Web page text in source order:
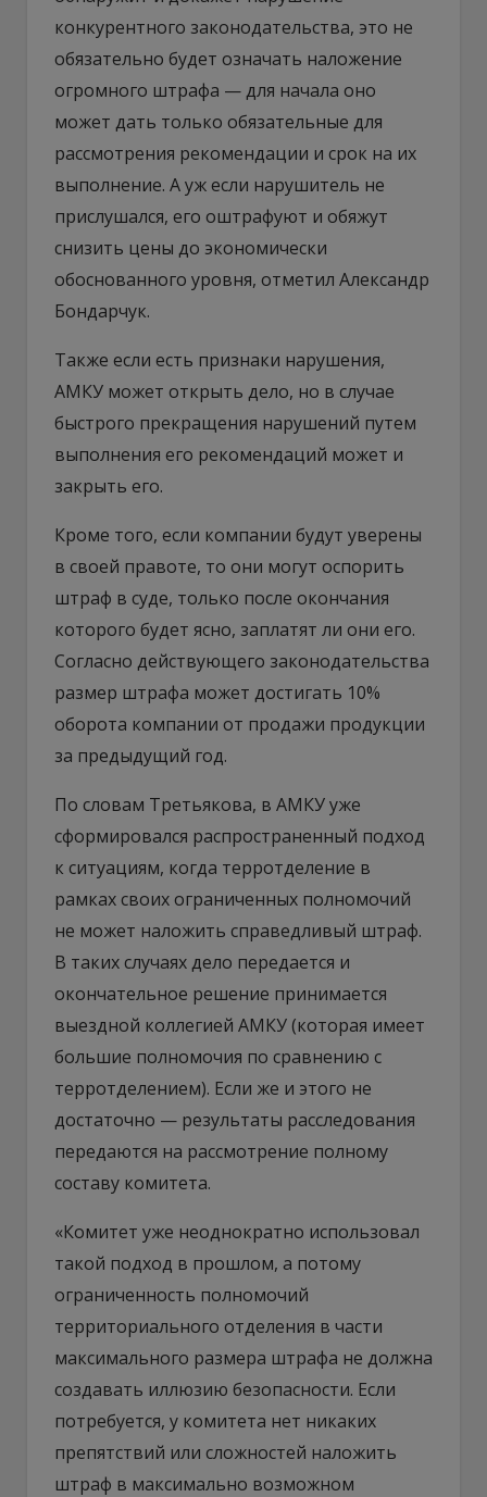
конкурентного законодательства, это не
обязательно будет означать наложение
огромного штрафа — для начала оно
может дать только обязательные для
рассмотрения рекомендации и срок на их
выполнение. А уж если нарушитель не
прислушался, его оштрафуют и обяжут
снизить цены до экономически
обоснованного уровня, отметил Александр
Бондарчук.
Также если есть признаки нарушения,
АМКУ может открыть дело, но в случае
быстрого прекращения нарушений путем
выполнения его рекомендаций может и
закрыть его.
Кроме того, если компании будут уверены
в своей правоте, то они могут оспорить
штраф в суде, только после окончания
которого будет ясно, заплатят ли они его.
Согласно действующего законодательства
размер штрафа может достигать 10%
оборота компании от продажи продукции
за предыдущий год.
По словам Третьякова, в АМКУ уже
сформировался распространенный подход
к ситуациям, когда терротделение в
рамках своих ограниченных полномочий
не может наложить справедливый штраф.
В таких случаях дело передается и
окончательное решение принимается
выездной коллегией АМКУ (которая имеет
большие полномочия по сравнению с
терротделением). Если же и этого не
достаточно — результаты расследования
передаются на рассмотрение полному
составу комитета.
«Комитет уже неоднократно использовал
такой подход в прошлом, а потому
ограниченность полномочий
территориального отделения в части
максимального размера штрафа не должна
создавать иллюзию безопасности. Если
потребуется, у комитета нет никаких
препятствий или сложностей наложить
штраф в максимально возможном